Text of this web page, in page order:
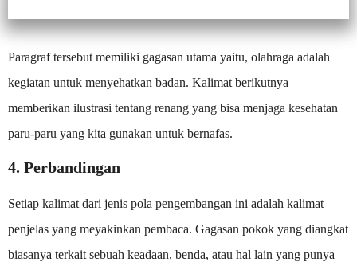
Paragraf tersebut memiliki gagasan utama yaitu, olahraga adalah
kegiatan untuk menyehatkan badan. Kalimat berikutnya
memberikan ilustrasi tentang renang yang bisa menjaga kesehatan
paru-paru yang kita gunakan untuk bernafas.
4. Perbandingan
Setiap kalimat dari jenis pola pengembangan ini adalah kalimat
penjelas yang meyakinkan pembaca. Gagasan pokok yang diangkat
biasanya terkait sebuah keadaan, benda, atau hal lain yang punya